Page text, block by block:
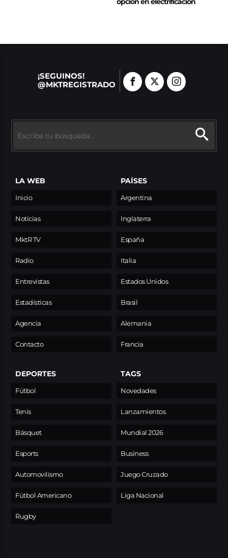
¡SEGUINOS!
@MKTREGISTRADO
LA WEB
Inicio
Noticias
MktR TV
Radio
Entrevistas
Estadísticas
Agencia
Contacto
PAÍSES
Argentina
Inglaterra
España
Italia
Estados Unidos
Brasil
Alemania
Francia
DEPORTES
Fútbol
Tenis
Básquet
Esports
Automovilismo
Fútbol Americano
Rugby
TAGS
Novedades
Lanzamientos
Mundial 2026
Business
Juego Cruzado
Liga Nacional